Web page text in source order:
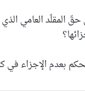
العامي
بعدم الإجزاء في